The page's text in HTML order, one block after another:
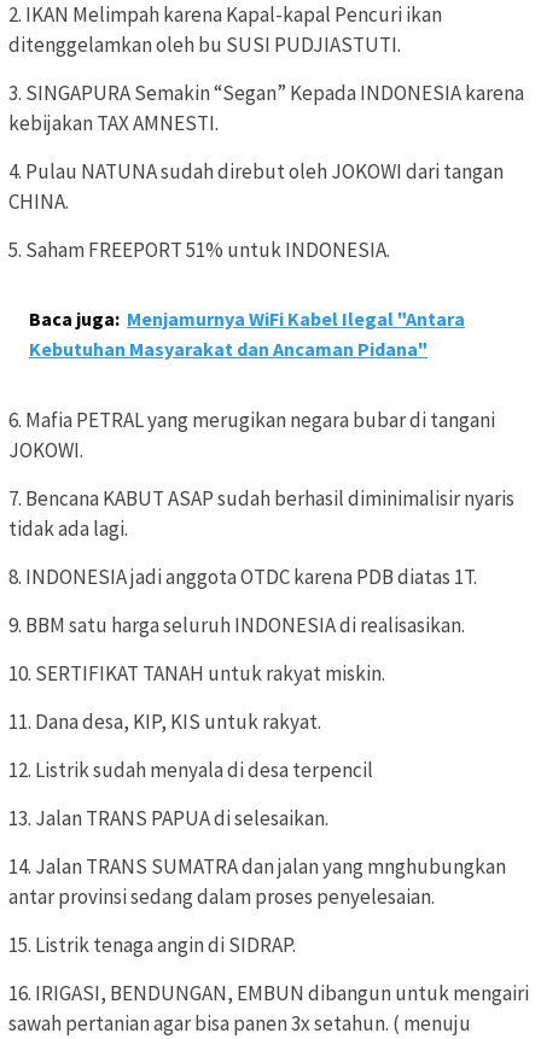
2. IKAN Melimpah karena Kapal-kapal Pencuri ikan
ditenggelamkan oleh bu SUSI PUDJIASTUTI.
3. SINGAPURA Semakin “Segan” Kepada INDONESIA karena
kebijakan TAX AMNESTI.
4. Pulau NATUNA sudah direbut oleh JOKOWI dari tangan
CHINA.
5. Saham FREEPORT 51% untuk INDONESIA.
Baca juga: Menjamurnya WiFi Kabel Ilegal "Antara
Kebutuhan Masyarakat dan Ancaman Pidana"
6. Mafia PETRAL yang merugikan negara bubar di tangani
JOKOWI.
7. Bencana KABUT ASAP sudah berhasil diminimalisir nyaris
tidak ada lagi.
8. INDONESIA jadi anggota OTDC karena PDB diatas 1T.
9. BBM satu harga seluruh INDONESIA di realisasikan.
10. SERTIFIKAT TANAH untuk rakyat miskin.
11. Dana desa, KIP, KIS untuk rakyat.
12. Listrik sudah menyala di desa terpencil
13. Jalan TRANS PAPUA di selesaikan.
14. Jalan TRANS SUMATRA dan jalan yang mnghubungkan
antar provinsi sedang dalam proses penyelesaian.
15. Listrik tenaga angin di SIDRAP.
16. IRIGASI, BENDUNGAN, EMBUN dibangun untuk mengairi
sawah pertanian agar bisa panen 3x setahun. ( menuju